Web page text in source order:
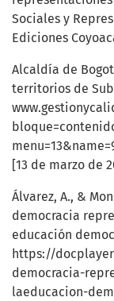
Sociales y
Ediciones
Alcaldía de
territorios de
[13 de marzo de
Álvarez, A., &
democracia
educación
https://
democracia-
laeducacion-